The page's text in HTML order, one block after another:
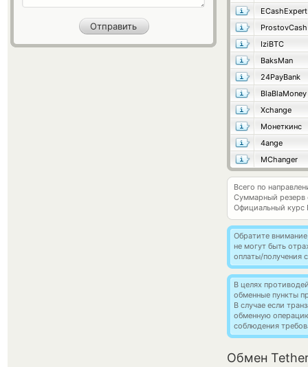
ECashExpert
ProstovCash
IziBTC
BaksMan
24PayBank
BlaBlaMoney
Xchange
Монеткинс
4ange
MChanger
Всего по
Суммарный резерв
Официальный курс
Обратите
не могут быть
оплаты/получения
В целях
обменные пункты
В случае если
обменную
соблюдения
Обмен Tether